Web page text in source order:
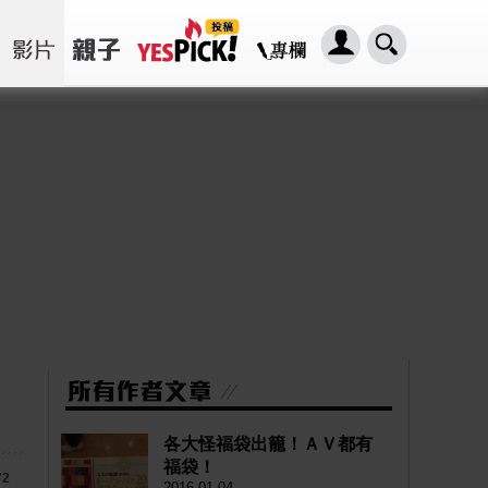
各大怪福袋出籠！ＡＶ都有
福袋！